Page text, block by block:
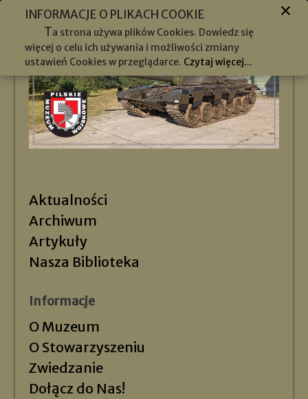
Aktualności
Archiwum
Artykuły
Nasza Biblioteka
Informacje
O Muzeum
O Stowarzyszeniu
Zwiedzanie
Dołącz do Nas!
INFORMACJE O PLIKACH COOKIE
Ta strona używa plików Cookies. Dowiedz się
więcej o celu ich używania i możliwości zmiany
ustawień Cookies w przeglądarce. Czytaj więcej...